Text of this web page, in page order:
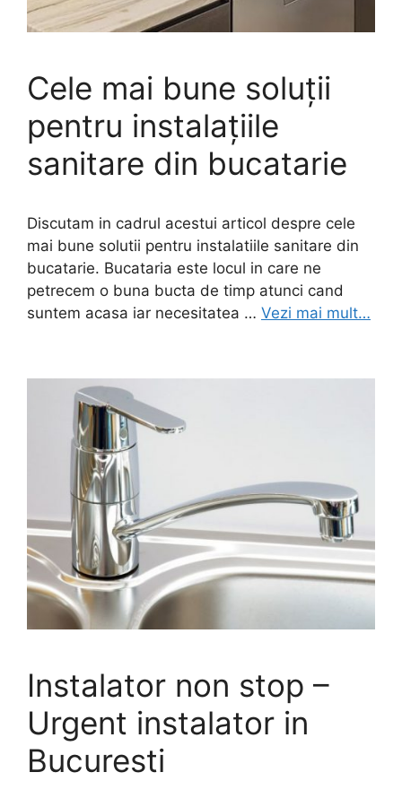
Cele mai bune soluţii
pentru instalaţiile
sanitare din bucatarie
Discutam in cadrul acestui articol despre cele
mai bune solutii pentru instalatiile sanitare din
bucatarie. Bucataria este locul in care ne
petrecem o buna bucta de timp atunci cand
suntem acasa iar necesitatea … Vezi mai mult…
Instalator non stop –
Urgent instalator in
Bucuresti